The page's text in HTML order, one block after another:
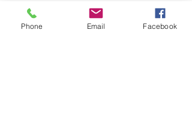
Phone Email Facebook